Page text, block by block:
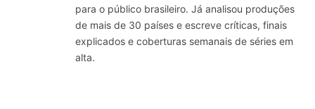
para o público brasileiro. Já analisou produções
de mais de 30 países e escreve críticas, finais
explicados e coberturas semanais de séries em
alta.